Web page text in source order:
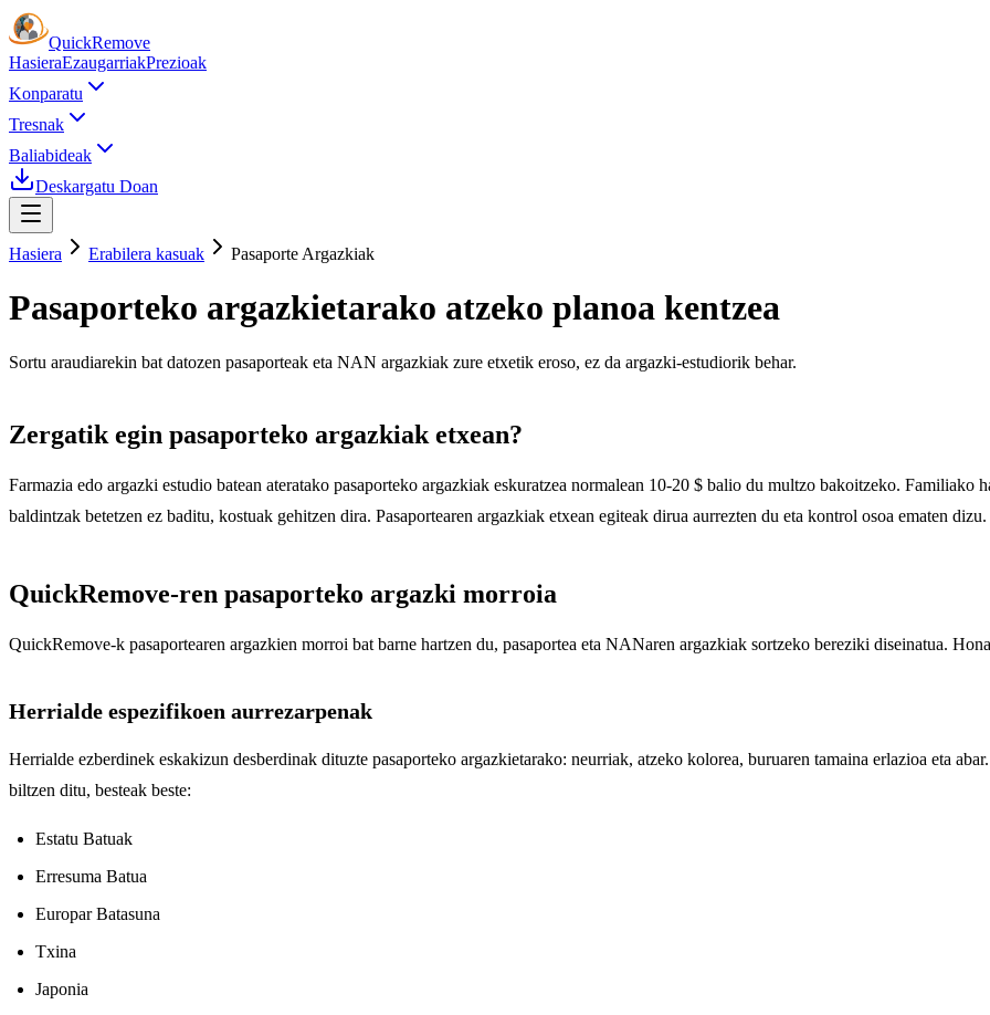
QuickRemove
HasieraEzaugarriakPrezioak
Konparatu
Tresnak
Baliabideak
Deskargatu Doan
Hasiera Erabilera kasuak Pasaporte Argazkiak
Pasaporteko argazkietarako atzeko planoa kentzea
Sortu araudiarekin bat datozen pasaporteak eta NAN argazkiak zure etxetik eroso, ez da argazki-estudiorik behar.
Zergatik egin pasaporteko argazkiak etxean?
Farmazia edo argazki estudio batean ateratako pasaporteko argazkiak eskuratzea normalean 10-20 $ balio du multzo bakoitzeko. Familiako
baldintzak betetzen ez baditu, kostuak gehitzen dira. Pasaportearen argazkiak etxean egiteak dirua aurrezten du eta kontrol osoa ematen dizu.
QuickRemove-ren pasaporteko argazki morroia
QuickRemove-k pasaportearen argazkien morroi bat barne hartzen du, pasaportea eta NANaren argazkiak sortzeko bereziki diseinatua.
Herrialde espezifikoen aurrezarpenak
Herrialde ezberdinek eskakizun desberdinak dituzte pasaporteko argazkietarako: neurriak, atzeko kolorea, buruaren tamaina erlazioa eta
biltzen ditu, besteak beste:
Estatu Batuak
Erresuma Batua
Europar Batasuna
Txina
Japonia